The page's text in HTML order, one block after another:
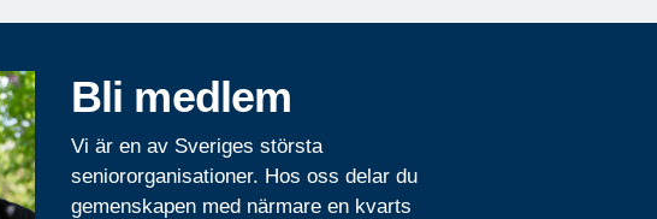
Bli medlem
Vi är en av Sveriges största
seniororganisationer. Hos oss delar du
gemenskapen med närmare en kvarts